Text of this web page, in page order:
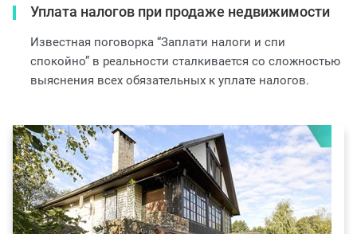
Уплата налогов при продаже недвижимости
Известная поговорка “Заплати налоги и спи
спокойно” в реальности сталкивается со сложностью
выяснения всех обязательных к уплате налогов.